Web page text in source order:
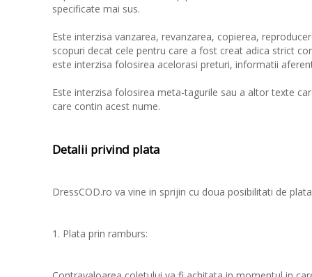
specificate mai sus.
Este interzisa vanzarea, revanzarea, copierea,
scopuri decat cele pentru care a fost creat adica strict
este interzisa folosirea acelorasi preturi, informatii
Este interzisa folosirea meta-tagurile sau a altor texte
care contin acest nume.
Detalii privind plata
DressCOD.ro va vine in sprijin cu doua posibilitati de plata
1. Plata prin ramburs: